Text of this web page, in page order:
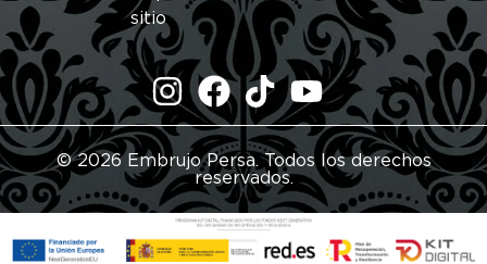
sitio
© 2026 Embrujo Persa. Todos los derechos
reservados.